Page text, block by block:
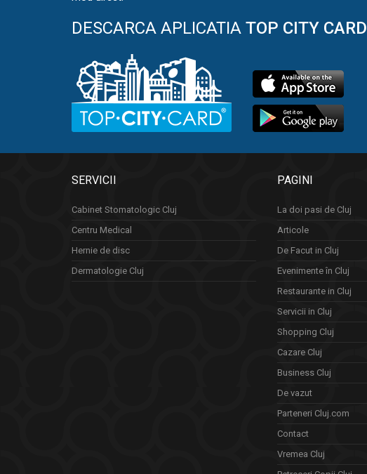
DESCARCA APLICATIA TOP CITY CARD
SERVICII
Cabinet Stomatologic Cluj
Centru Medical
Hernie de disc
Dermatologie Cluj
PAGINI
La doi pasi de Cluj
Articole
De Facut in Cluj
Evenimente în Cluj
Restaurante in Cluj
Servicii in Cluj
Shopping Cluj
Cazare Cluj
Business Cluj
De vazut
Parteneri Cluj.com
Contact
Vremea Cluj